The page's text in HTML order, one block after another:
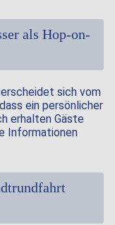
als Hop-on-
sich vom
ein persönlicher
erhalten Gäste
Informationen